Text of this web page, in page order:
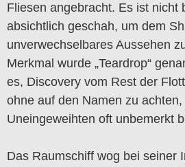
Fliesen angebracht. Es ist nicht
absichtlich geschah, um dem
unverwechselbares Aussehen
Merkmal wurde „Teardrop“
es, Discovery vom Rest der
ohne auf den Namen zu
Uneingeweihten oft unbemerkt
Das Raumschiff wog bei seiner